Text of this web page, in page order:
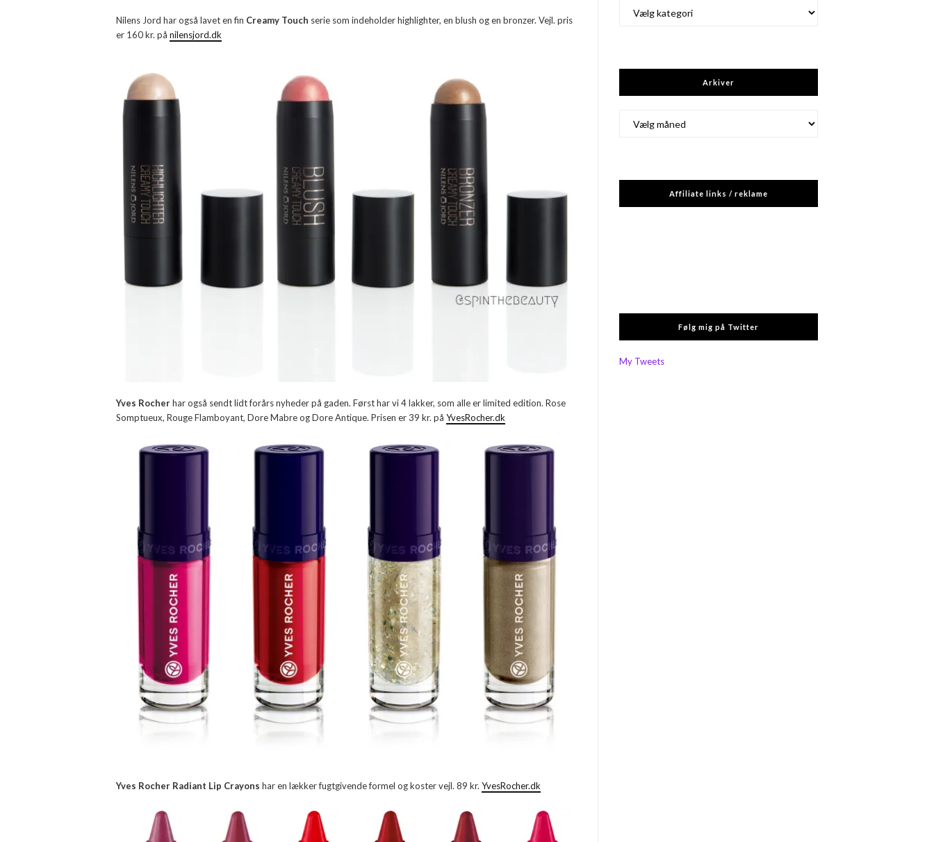
Nilens Jord har også lavet en fin Creamy Touch serie som indeholder highlighter, en blush og en bronzer. Vejl. pris
er 160 kr. på nilensjord.dk
Yves Rocherhar også sendt lidt forårs nyheder på gaden. Først har vi 4 lakker, som alle er limited edition. Rose
Somptueux, Rouge Flamboyant, Dore Mabre og Dore Antique. Prisen er 39 kr. på YvesRocher.dk
Yves Rocher Radiant Lip Crayons har en lækker fugtgivende formel og koster vejl. 89 kr. YvesRocher.dk
Arkiver
Affiliate links / reklame
Følg mig på Twitter
My Tweets